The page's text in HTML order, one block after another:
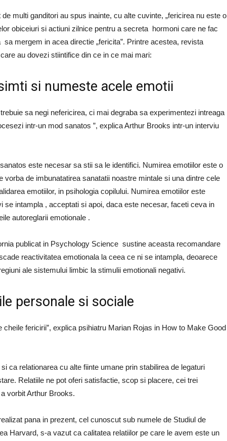
multi ganditori au spus inainte, cu alte cuvinte, „fericirea nu este o
obiceiuri si actiuni zilnice pentru a secreta hormoni care ne fac
mergem in acea directie „fericita”. Printre acestea, revista
au dovezi stiintifice din ce in ce mai mari:
si numeste acele emotii
sa negi nefericirea, ci mai degraba sa experimentezi intreaga
intr-un mod sanatos ”, explica Arthur Brooks intr-un interviu
este necesar sa stii sa le identifici. Numirea emotiilor este o
de imbunatatirea sanatatii noastre mintale si una dintre cele
emotiilor, in psihologia copilului. Numirea emotiilor este
se intampla , acceptati si apoi, daca este necesar, faceti ceva in
autoreglarii emotionale .
publicat in Psychology Science sustine aceasta recomandare
reactivitatea emotionala la ceea ce ni se intampla, deoarece
ale sistemului limbic la stimulii emotionali negativi.
personale si sociale
cheile fericirii”, explica psihiatru Marian Rojas in How to Make Good
ca relationarea cu alte fiinte umane prin stabilirea de legaturi
Relatiile ne pot oferi satisfactie, scop si placere, cei trei
vorbit Arthur Brooks.
pana in prezent, cel cunoscut sub numele de Studiul de
Harvard, s-a vazut ca calitatea relatiilor pe care le avem este un